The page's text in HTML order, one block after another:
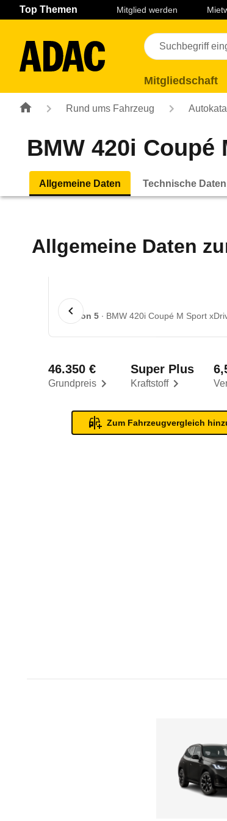
Navigation Seiteninhalt Fußzeile
Top Themen Mitglied werden
Mitgliedschaft
Rund ums Fahrzeug
BMW 420i
Allgemeine Daten Technische Daten
Allgemeine Daten
1 von 5 BMW 420i Coupé M Sport
Grundpreis
46.350 €
Kraftstoff
Super Plus
Zum Fahrzeugvergleich